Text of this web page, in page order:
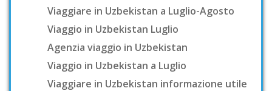
Viaggiare in Uzbekistan a Luglio-Agosto
Viaggio in Uzbekistan Luglio
Agenzia viaggio in Uzbekistan
Viaggio in Uzbekistan a Luglio
Viaggiare in Uzbekistan informazione utile